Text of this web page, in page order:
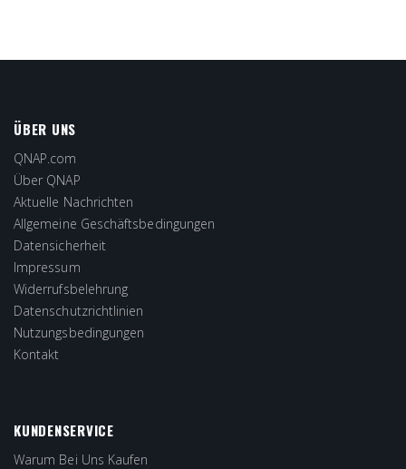
ÜBER UNS
QNAP.com
Über QNAP
Aktuelle Nachrichten
Allgemeine Geschäftsbedingungen
Datensicherheit
Impressum
Widerrufsbelehrung
Datenschutzrichtlinien
Nutzungsbedingungen
Kontakt
KUNDENSERVICE
Warum Bei Uns Kaufen